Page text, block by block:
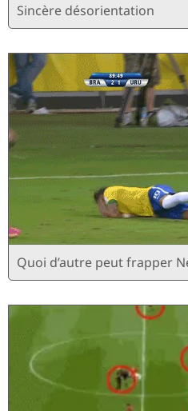
Sincère désorientation
Quoi d’autre peut frapper